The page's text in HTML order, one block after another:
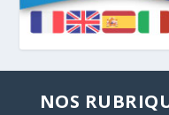
NOS